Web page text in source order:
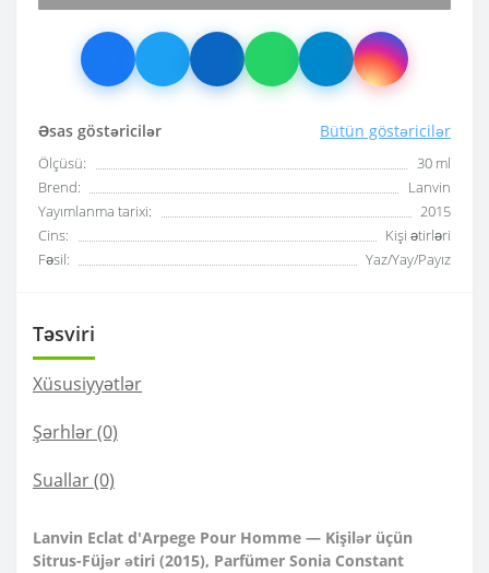
Əsas göstəricilər Bütün göstəricilər
Ölçüsü:
30 ml
Brend:
Lanvin
Yayımlanma tarixi:
2015
Cins:
Kişi ətirləri
Fəsil:
Yaz/Yay/Payız
Təsviri
Xüsusiyyətlər
Şərhlər (0)
Suallar(0)
Lanvin Eclat d'Arpege Pour Homme — Kişilər üçün
Sitrus-Füjər ətiri (2015), Parfümer Sonia Constant